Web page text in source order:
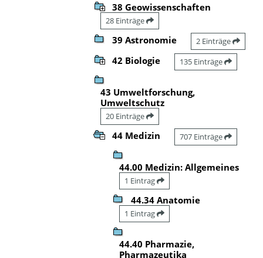
38 Geowissenschaften
28 Einträge
39 Astronomie 2 Einträge
42 Biologie 135 Einträge
43 Umweltforschung,
Umweltschutz
20 Einträge
44 Medizin 707 Einträge
44.00 Medizin: Allgemeines
1 Eintrag
44.34 Anatomie
1 Eintrag
44.40 Pharmazie,
Pharmazeutika